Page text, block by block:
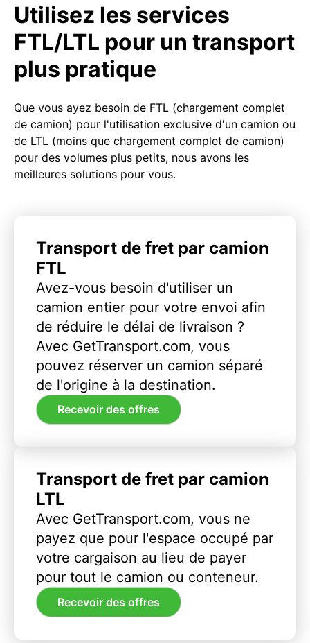
Utilisez les services
FTL/LTL pour un transport
plus pratique
Que vous ayez besoin de FTL (chargement complet
de camion) pour l'utilisation exclusive d'un camion ou
de LTL (moins que chargement complet de camion)
pour des volumes plus petits, nous avons les
meilleures solutions pour vous.
Transport de fret par camion
FTL
Avez-vous besoin d'utiliser un
camion entier pour votre envoi afin
de réduire le délai de livraison ?
Avec GetTransport.com, vous
pouvez réserver un camion séparé
de l'origine à la destination.
Recevoir des offres
Transport de fret par camion
LTL
Avec GetTransport.com, vous ne
payez que pour l'espace occupé par
votre cargaison au lieu de payer
pour tout le camion ou conteneur.
Recevoir des offres